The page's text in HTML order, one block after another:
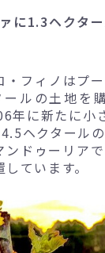
に1.3ヘクタ
・フィノはプ
ルの土地を
年に新たに小
ヘクタール
ンドゥーリア
ています。